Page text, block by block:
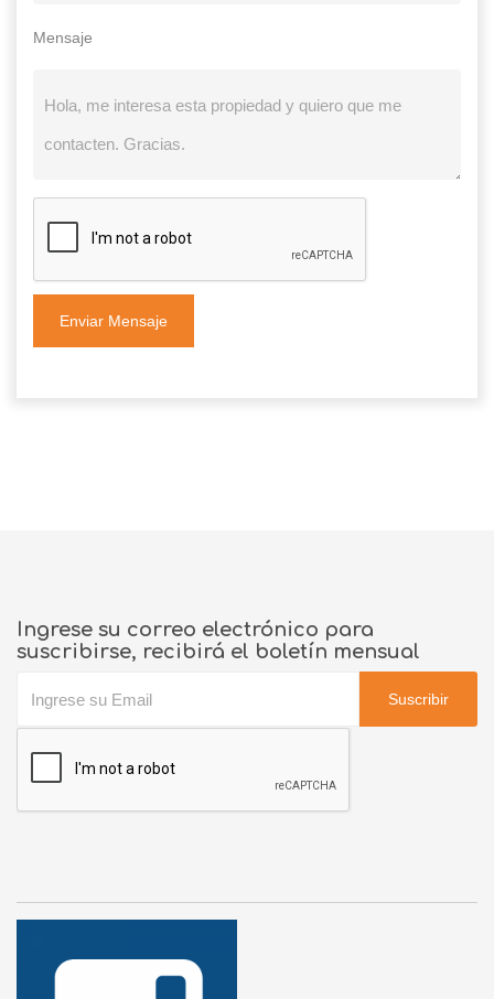
Mensaje
Enviar Mensaje
Ingrese su correo electrónico para
suscribirse, recibirá el boletín mensual
Suscribir